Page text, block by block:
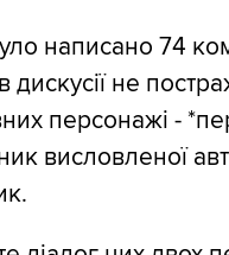
написано 74
дискусії не
персонажі -
висловленої